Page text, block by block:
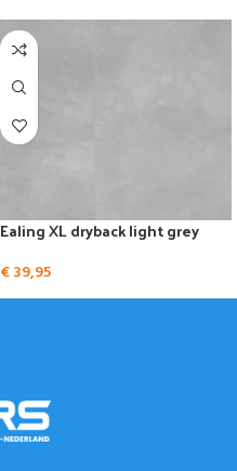
Ealing XL dryback light grey
€39,95